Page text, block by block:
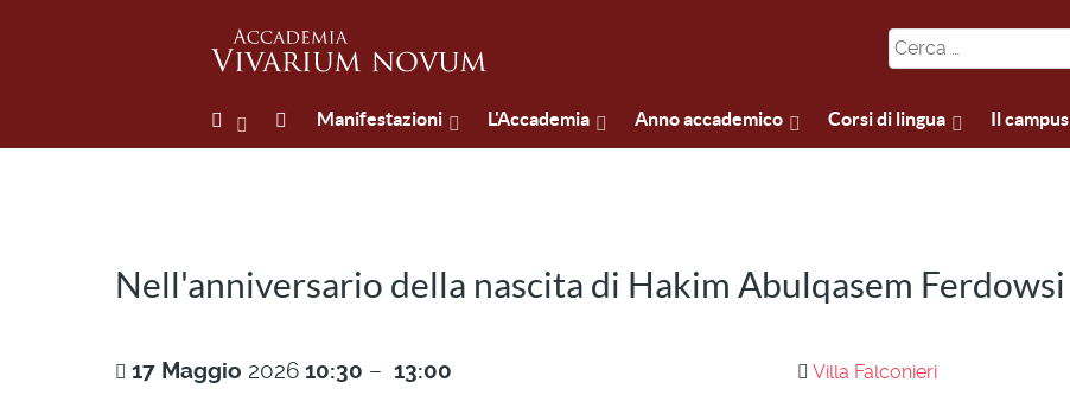
Manifestazioni L'Accademia Anno accademico Corsi di lingua Il campus
Nell'anniversario della nascita di Hakim Abulqasem Ferdowsi
17 Maggio 2026 10:30 – 13:00 Villa Falconieri